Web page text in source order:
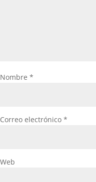
Nombre *
Correo electrónico *
Web